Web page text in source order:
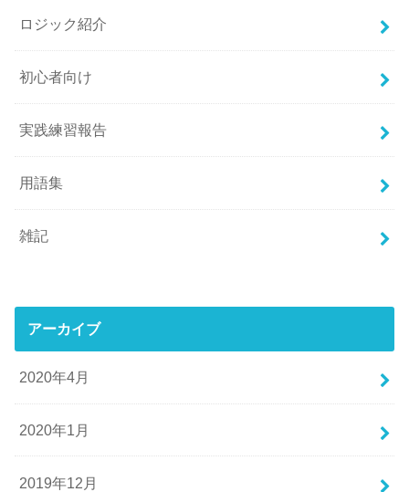
ロジック紹介
初心者向け
実践練習報告
用語集
雑記
アーカイブ
2020年4月
2020年1月
2019年12月